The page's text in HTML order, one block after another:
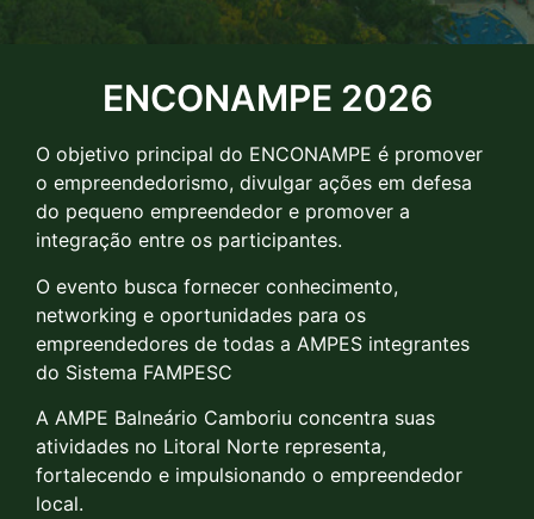
ENCONAMPE 2026
O objetivo principal do ENCONAMPE é promover
o empreendedorismo, divulgar ações em defesa
do pequeno empreendedor e promover a
integração entre os participantes.
O evento busca fornecer conhecimento,
networking e oportunidades para os
empreendedores de todas a AMPES integrantes
do Sistema FAMPESC
A AMPE Balneário Camboriu concentra suas
atividades no Litoral Norte representa,
fortalecendo e impulsionando o empreendedor
local.